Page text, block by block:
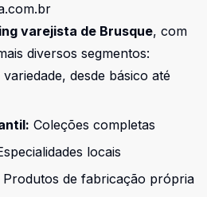
varejista de Brusque, com
diversos segmentos:
desde básico até
Coleções completas
locais
Produtos de fabricação própria